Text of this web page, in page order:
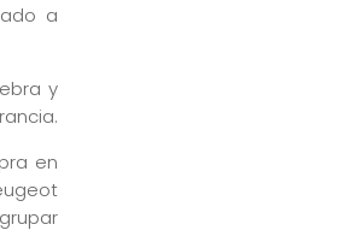
a
y
en